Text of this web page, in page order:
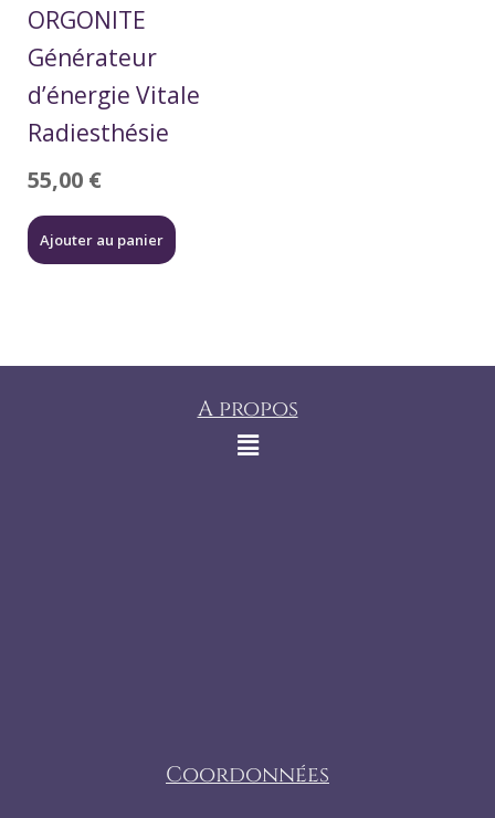
ORGONITE
Générateur
d’énergie Vitale
Radiesthésie
55,00 €
Ajouter au panier
A propos
Coordonnées